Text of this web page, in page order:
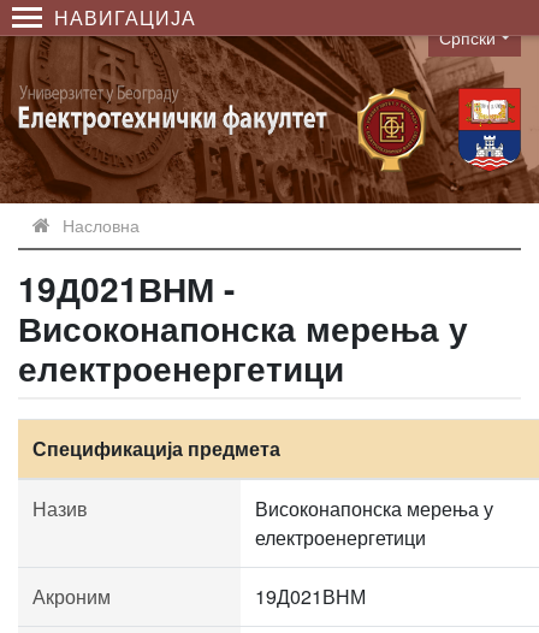
НАВИГАЦИЈА
Language
Српски
Насловна
19Д021ВНМ -
Високонапонска мерења у
електроенергетици
Спецификација предмета
Назив
Високонапонска мерења у
електроенергетици
Акроним 19Д021ВНМ